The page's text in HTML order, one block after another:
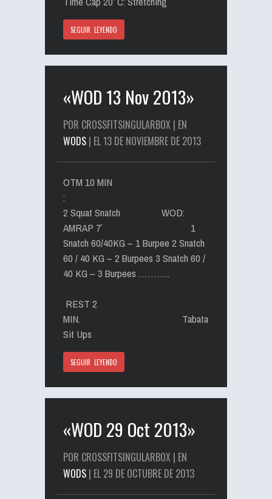
SEGUIR LEYENDO
«WOD 13 Nov 2013»
POR CROSSFITSINGULARBOX | EN
WODS | EL 13 DE NOVIEMBRE DE 2013
OTM 10 MIN
:
2 Squat Snatch WOD:
AMRAP 7´ 1
Snatch 60/40KG – 1 Burpee 2 Snatch
60 / 40 KG – 2 Burpees 3 Snatch 60 /
40 KG – 3 Burpees ………..
REST 2
MIN. Tabata
Sit Ups
SEGUIR LEYENDO
«WOD 29 Oct 2013»
POR CROSSFITSINGULARBOX | EN
WODS | EL 29 DE OCTUBRE DE 2013